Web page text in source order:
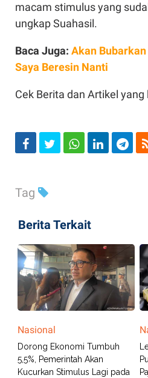
macam stimulus yang
ungkapSuahasil.
Baca Juga: Akan
Saya Beresin Nanti
Cek Berita dan Artikel yang
Tag
Berita Terkait
Nasional
Dorong Ekonomi Tumbuh
5,5%, Pemerintah Akan
Kucurkan Stimulus Lagi pada